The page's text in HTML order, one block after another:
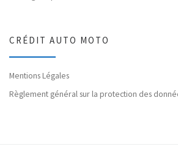
CRÉDIT AUTO MOTO
Mentions Légales
Règlement général sur la protection des